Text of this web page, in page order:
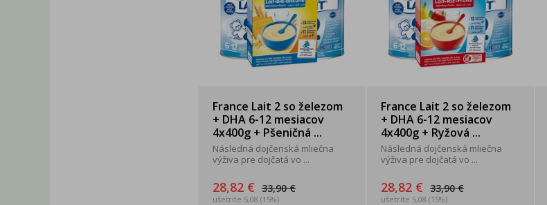
France Lait 2 so železom
+ DHA 6-12 mesiacov
4x400g + Pšeničná ...
Následná dojčenská mliečna
výživa pre dojčatá vo ...
28,82 € 33,90 €
ušetríte 5,08 (15%)
France Lait 2 so železom
+ DHA 6-12 mesiacov
4x400g + Ryžová ...
Následná dojčenská mliečna
výživa pre dojčatá vo ...
28,82 € 33,90 €
ušetríte 5,08 (15%)